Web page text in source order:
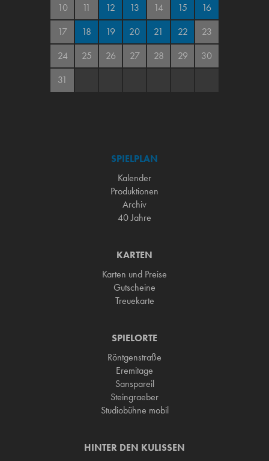
10
11 12 13 14 15
16
17
18 19 20 21 22
23
24
25 26 27 28 29
30
31
SPIELPLAN
Kalender
Produktionen
Archiv
40 Jahre
KARTEN
Karten und Preise
Gutscheine
Treuekarte
SPIELORTE
Röntgenstraße
Eremitage
Sanspareil
Steingraeber
Studiobühne mobil
HINTER DEN KULISSEN